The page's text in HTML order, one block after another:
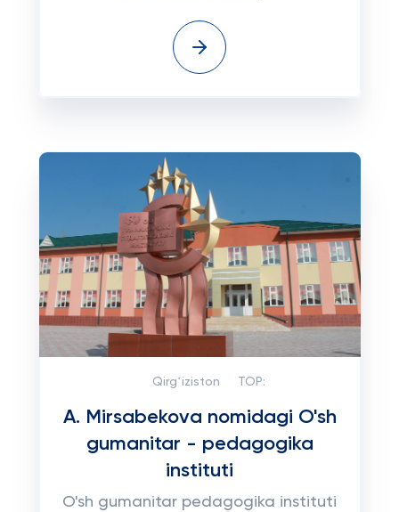
Qirgʻiziston TOP:
A. Mirsabekova nomidagi O'sh
gumanitar - pedagogika
instituti
O'sh gumanitar pedagogika instituti